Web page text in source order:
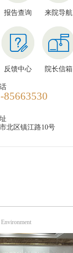
报告查询 来院导航
反馈中心 院长信箱
85663530
北区镇江路10号
Environment